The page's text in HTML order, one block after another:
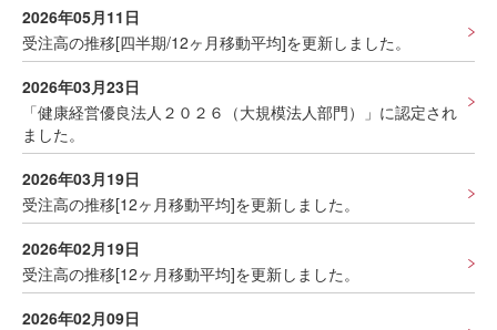
2026年05月11日
受注高の推移[四半期/12ヶ月移動平均]を更新しました。
2026年03月23日
「健康経営優良法人２０２６（大規模法人部門）」に認定され
ました。
2026年03月19日
受注高の推移[12ヶ月移動平均]を更新しました。
2026年02月19日
受注高の推移[12ヶ月移動平均]を更新しました。
2026年02月09日